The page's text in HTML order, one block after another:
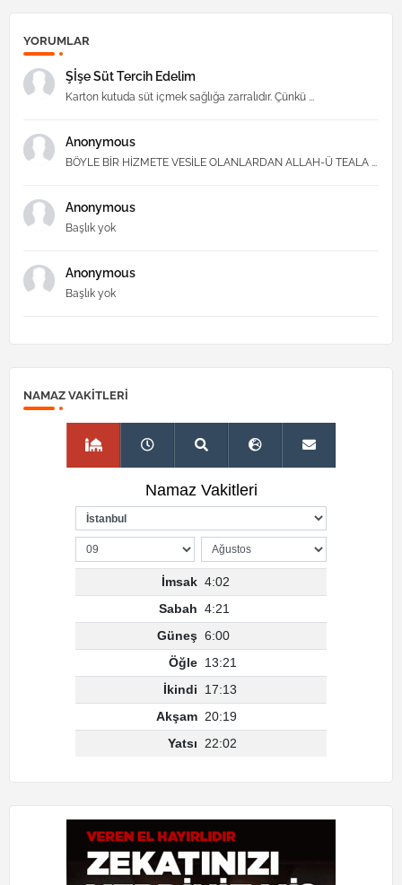
YORUMLAR
Şİşe Süt Tercih Edelim
Karton kutuda süt içmek sağlığa zarralıdır. Çünkü ...
Anonymous
BÖYLE BİR HİZMETE VESİLE OLANLARDAN ALLAH-Ü TEALA ...
Anonymous
Başlık yok
Anonymous
Başlık yok
NAMAZ VAKITLERI